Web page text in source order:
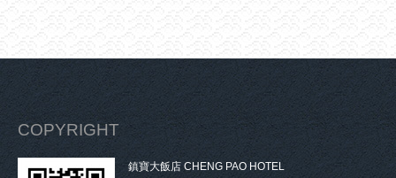
COPYRIGHT
鎮寶大飯店 CHENG PAO HOTEL